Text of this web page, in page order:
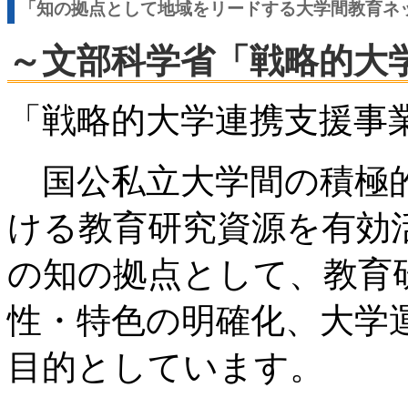
「知の拠点として地域をリードする大学間教育
～文部科学省「戦略的大
「戦略的大学連携支援事
国公私立大学間の積極
ける教育研究資源を有
の知の拠点として、教
性・特色の明確化、大学
目的としています。